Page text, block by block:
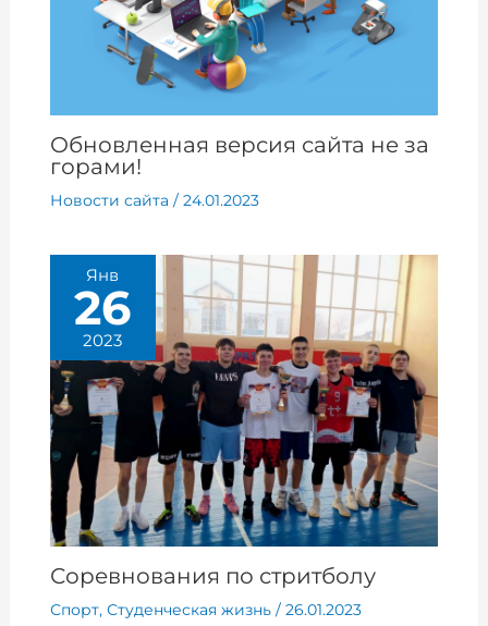
Обновленная версия сайта не за
горами!
Новости сайта / 24.01.2023
Янв
26
2023
Соревнования по стритболу
Спорт, Студенческая жизнь/ 26.01.2023